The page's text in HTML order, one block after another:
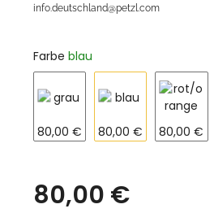
info.deutschland@petzl.com
Farbe blau
grau
80,00 € blau
80,00 € rot/orange
80,00 €
80,00 €